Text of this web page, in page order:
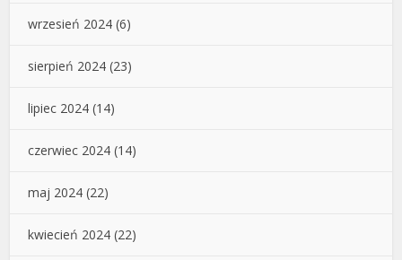
wrzesień 2024 (6)
sierpień 2024 (23)
lipiec 2024 (14)
czerwiec 2024 (14)
maj 2024 (22)
kwiecień 2024 (22)